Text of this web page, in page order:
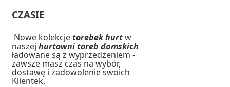
CZASIE
Nowe kolekcjetorebek hurtw
naszejhurtowni toreb damskich
ładowane są z wyprzedzeniem -
zawsze masz czas na wybór,
dostawę i zadowolenie swoich
Klientek.